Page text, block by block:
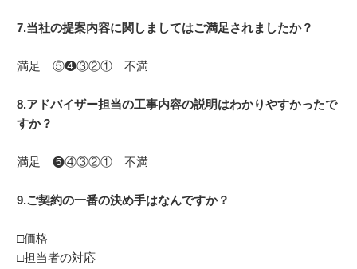
7.当社の提案内容に関しましてはご満足されましたか？
満足 ⑤❹③②① 不満
8.アドバイザー担当の工事内容の説明はわかりやすかったで
すか？
満足 ❺④③②① 不満
9.ご契約の一番の決め手はなんですか？
□価格
□担当者の対応